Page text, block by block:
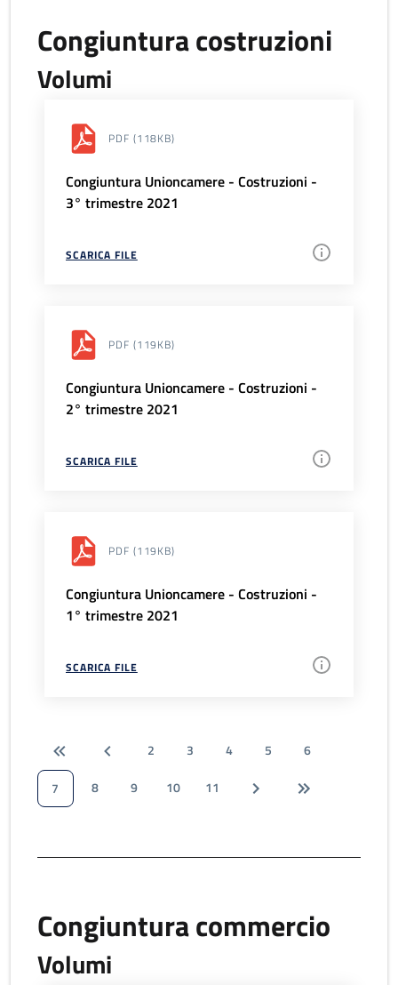
Congiuntura costruzioni
Volumi
PDF (118KB)
Congiuntura Unioncamere - Costruzioni -
3° trimestre 2021
SCARICA FILE
PDF (119KB)
Congiuntura Unioncamere - Costruzioni -
2° trimestre 2021
SCARICA FILE
PDF (119KB)
Congiuntura Unioncamere - Costruzioni -
1° trimestre 2021
SCARICA FILE
2 3 4 5
6
7
8 9 10 11
Congiuntura commercio
Volumi